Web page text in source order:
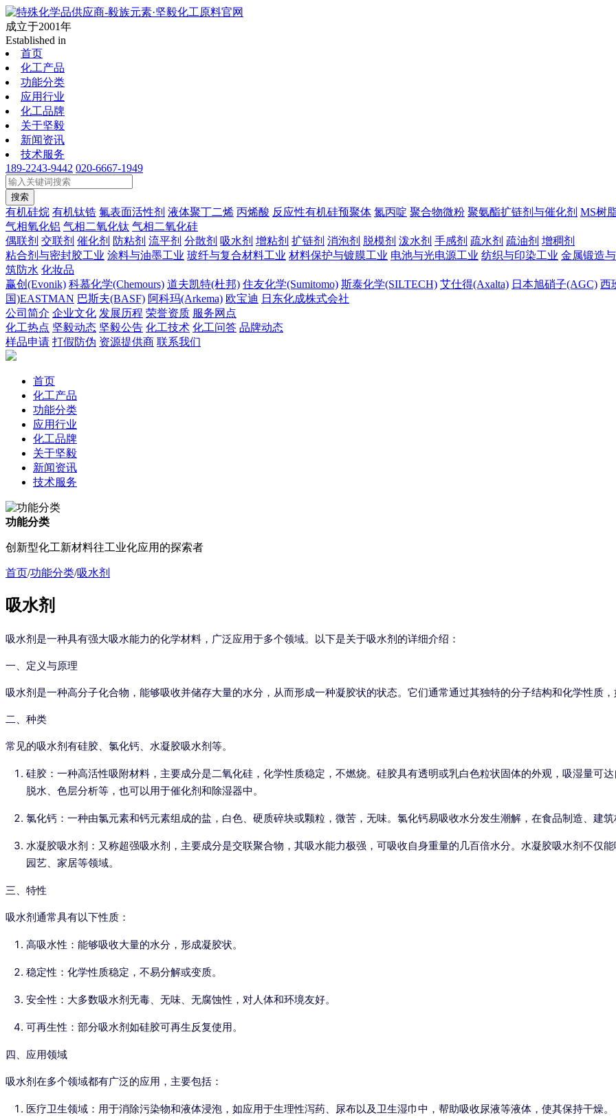
成立于2001年
Established in
首页
化工产品
功能分类
应用行业
化工品牌
关于坚毅
新闻资讯
技术服务
189-2243-9442 020-6667-1949
搜索
有机硅烷 有机钛锆 氟表面活性剂 液体聚丁二烯 丙烯酸 反应性有机硅预聚体 氮丙啶 聚合物微粉 聚氨酯扩链剂与催化剂 MS树
气相氧化铝 气相二氧化钛 气相二氧化硅
偶联剂 交联剂 催化剂 防粘剂 流平剂 分散剂 吸水剂 增粘剂 扩链剂 消泡剂 脱模剂 泼水剂 手感剂 疏水剂 疏油剂 增稠剂
粘合剂与密封胶工业 涂料与油墨工业 玻纤与复合材料工业 材料保护与镀膜工业 电池与光电源工业 纺织与印染工业 金属锻造
筑防水 化妆品
赢创(Evonik) 科慕化学(Chemours) 道夫凯特(杜邦) 住友化学(Sumitomo) 斯泰化学(SILTECH) 艾仕得(Axalta) 日本旭硝子(AGC) 西
国)EASTMAN 巴斯夫(BASF) 阿科玛(Arkema) 欧宝迪 日东化成株式会社
公司简介 企业文化 发展历程 荣誉资质 服务网点
化工热点 坚毅动态 坚毅公告 化工技术 化工问答 品牌动态
样品申请 打假防伪 资源提供商 联系我们
首页
化工产品
功能分类
应用行业
化工品牌
关于坚毅
新闻资讯
技术服务
功能分类
创新型化工新材料往工业化应用的探索者
首页/功能分类/吸水剂
吸水剂
吸水剂是一种具有强大吸水能力的化学材料，广泛应用于多个领域。以下是关于吸水剂的详细介绍：
一、定义与原理
吸水剂是一种高分子化合物，能够吸收并储存大量的水分，从而形成一种凝胶状的状态。它们通常通过其独特的分子结构和化学性质
二、种类
常见的吸水剂有硅胶、氯化钙、水凝胶吸水剂等。
硅胶：一种高活性吸附材料，主要成分是二氧化硅，化学性质稳定，不燃烧。硅胶具有透明或乳白色粒状固体的外观，吸湿量
脱水、色层分析等，也可以用于催化剂和除湿器中。
氯化钙：一种由氯元素和钙元素组成的盐，白色、硬质碎块或颗粒，微苦，无味。氯化钙易吸收水分发生潮解，在食品制造、建
水凝胶吸水剂：又称超强吸水剂，主要成分是交联聚合物，其吸水能力极强，可吸收自身重量的几百倍水分。水凝胶吸水剂不仅
园艺、家居等领域。
三、特性
吸水剂通常具有以下性质：
高吸水性：能够吸收大量的水分，形成凝胶状。
稳定性：化学性质稳定，不易分解或变质。
安全性：大多数吸水剂无毒、无味、无腐蚀性，对人体和环境友好。
可再生性：部分吸水剂如硅胶可再生反复使用。
四、应用领域
吸水剂在多个领域都有广泛的应用，主要包括：
医疗卫生领域：用于消除污染物和液体浸泡，如应用于生理性泻药、尿布以及卫生湿巾中，帮助吸收尿液等液体，使其保持干燥。